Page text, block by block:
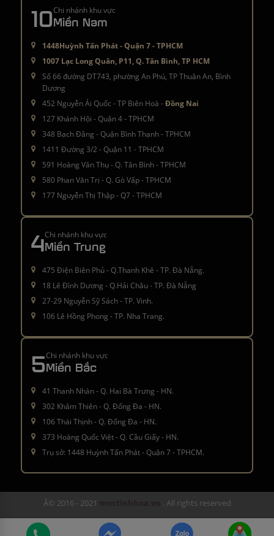
10Chi nhánh khu vực
Miền Nam
1448Huỳnh Tấn Phát - Quận 7 - TPHCM
1007 Lạc Long Quân, P11, Q. Tân Bình, TP HCM
Số 66 đường DT743, phường An Phú, TP Thuận An, Bình
Dương
452 Nguyễn Ái Quốc - TP Biên Hoà -Đồng Nai
127 Khánh Hội - Quận 4 - TPHCM
348 Bạch Đằng - Quận Bình Thạnh - TPHCM
1411 Đường 3/2 - Quận 11 - TPHCM
591 Hoàng Văn Thụ - Q. Tân Bình - TPHCM
580 Phan Văn Trị - Q. Gò Vấp - TPHCM
177 Nguyễn Thị Thập - Q7 - TPHCM
4Chi nhánh khu vực
Miền Trung
475 Điện Biên Phủ - Q.Thanh Khê - TP. Đà Nẵng.
18 Lê Đình Dương - Q.Hải Châu - TP. Đà Nẵng
27-29 Nguyễn Sỹ Sách - TP. Vinh.
106 Lê Hồng Phong - TP. Nha Trang.
5Chi nhánh khu vực
Miền Bắc
41 Thanh Nhàn - Q. Hai Bà Trưng - HN.
302 Khâm Thiên - Q. Đống Đa - HN.
106 Thái Thịnh - Q. Đống Đa - HN.
373 Hoàng Quốc Việt - Q. Cầu Giấy - HN.
Trụ sở: 1448 Huỳnh Tấn Phát - Quận 7 - TPHCM.
Â© 2016 - 2021 . All rights reserved